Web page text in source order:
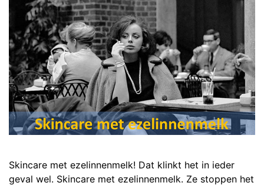
Skincare met ezelinnenmelk! Dat klinkt het in ieder
geval wel. Skincare met ezelinnenmelk. Ze stoppen het